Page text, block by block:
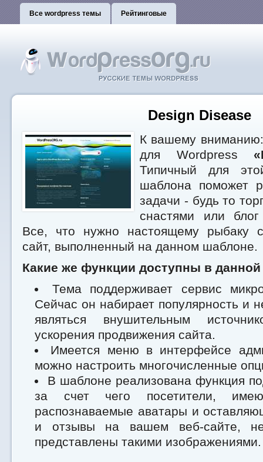
Все wordpress темы Рейтинговые
Design Disease
К вашему
для Wordpress
Типичный для
шаблона поможет
задачи - будь то
снастями или
Все, что нужно настоящему рыбаку
сайт, выполненный на данном шаблоне.
Какие же функции доступны в
Тема поддерживает сервис
Сейчас он набирает популярность и
являться внушительным
ускорения продвижения сайта.
Имеется меню в интерфейсе
можно настроить многочисленные
В шаблоне реализована функция
за счет чего посетители,
распознаваемые аватары и
и отзывы на вашем веб-сайте,
представлены такими изображениями.